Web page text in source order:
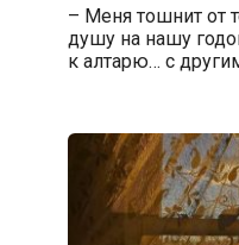
– Меня тошнит от
душу на нашу
к алтарю… с